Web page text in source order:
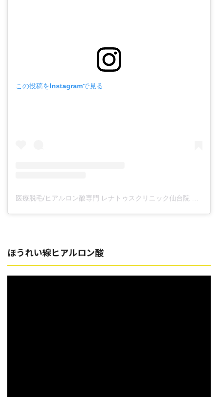
この投稿をInstagramで見る
ほうれい線ヒアルロン酸